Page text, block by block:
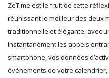
ZeTime est le fruit de cette
réunissant le meilleur des deux
traditionnelle et élégante, avec
instantanément les appels
smartphone, vos données
événements de votre